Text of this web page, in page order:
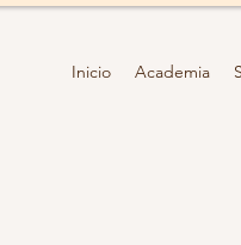
Inicio Academia